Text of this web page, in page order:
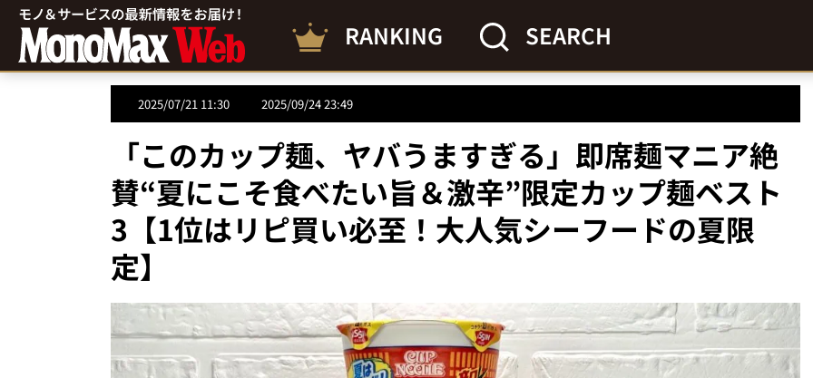
RANKING SEARCH
2025/07/21 11:30 2025/09/24 23:49
「このカップ麺、ヤバうますぎる」即席麺マニア絶
賛“夏にこそ食べたい旨＆激辛”限定カップ麺ベスト
3【1位はリピ買い必至！大人気シーフードの夏限
定】